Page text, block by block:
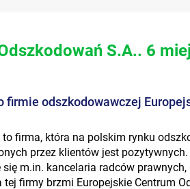
S.A.. 6
odszkodowawczej
firma, która na polskim rynku
przez klientów jest pozytywnych.
m.in. kancelaria radców prawnych,
firmy brzmi Europejskie Centrum